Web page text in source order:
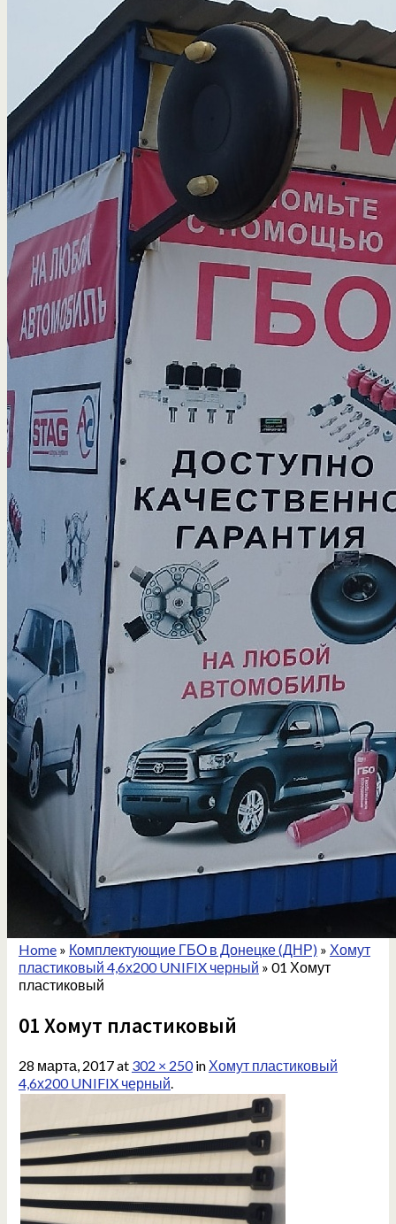
Home» Комплектующие ГБО в Донецке (ДНР)» Хомут
пластиковый 4,6х200 UNIFIX черный » 01 Хомут
пластиковый
01 Хомут пластиковый
28 марта, 2017at 302 × 250in Хомут пластиковый
4,6х200 UNIFIX черный.